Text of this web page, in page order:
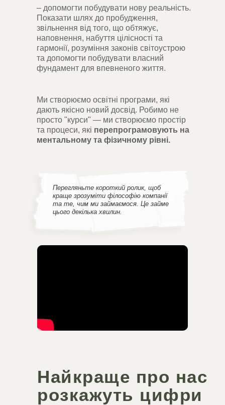
– допомогти побудувати нову реальність.
Показати шлях до пробудження,
звільнення від того, що обтяжує,
наповнення, набуття цілісності та
гармонії, розуміння законів світоустрою
та допомогти побудувати власний
фундамент для впевненого життя.
Ми створюємо освітні програми, які
дають якісно новий досвід. Робимо не
просто "курси" — ми створюємо простір
та процеси, які перепрограмовують на
ментальному та фізичному рівні.
Перегляньте короткий ролик, щоб
краще зрозуміти філософію компанії
та те, чим ми займаємося. Це займе
цього декілька хвилин.
Найкраще про нас
розкажуть цифри